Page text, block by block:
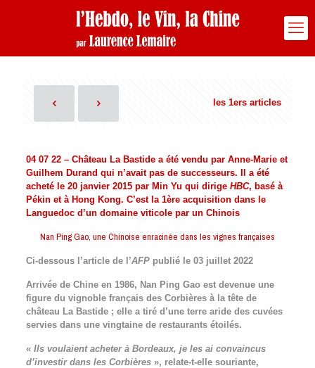
les 1ers articles
04 07 22 – Château La Bastide a été vendu par Anne-Marie et
Guilhem Durand qui n’avait pas de successeurs. Il a été
acheté le 20 janvier 2015 par Min Yu qui dirige HBC, basé à
Pékin et à Hong Kong. C’est la 1ère acquisition dans le
Languedoc d’un domaine viticole par un Chinois
Nan Ping Gao, une Chinoise enracinée dans les vignes françaises
Ci-dessous l’article de l’AFPpublié le 03 juillet 2022
Arrivée de Chine en 1986, Nan Ping Gao est devenue une
figure du vignoble français des Corbières à la tête de
château La Bastide ; elle a tiré d’une terre aride des cuvées
servies dans une vingtaine de restaurants étoilés.
« Ils voulaient acheter à Bordeaux, je les ai convaincus
d’investir dans les Corbières», relate-t-elle souriante,